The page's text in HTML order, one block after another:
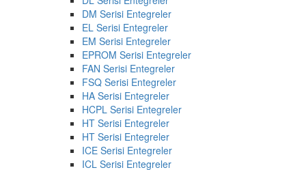
DM Serisi Entegreler
EL Serisi Entegreler
EM Serisi Entegreler
EPROM Serisi Entegreler
FAN Serisi Entegreler
FSQ Serisi Entegreler
HA Serisi Entegreler
HCPL Serisi Entegreler
HT Serisi Entegreler
HT Serisi Entegreler
ICE Serisi Entegreler
ICL Serisi Entegreler